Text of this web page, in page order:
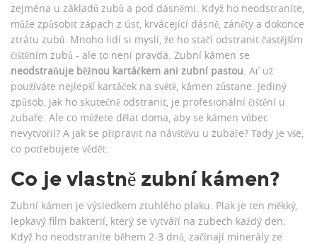
zejména u základů zubů a pod dásněmi. Když ho neodstraníte,
může způsobit zápach z úst, krvácející dásně, záněty a dokonce
ztrátu zubů. Mnoho lidí si myslí, že ho stačí odstranit častějším
čištěním zubů - ale to není pravda. Zubní kámen se
neodstraňuje běžnou kartáčkem ani zubní pastou. Ať už
používáte nejlepší kartáček na světě, kámen zůstane. Jediný
způsob, jak ho skutečně odstranit, je profesionální čištění u
zubaře. Ale co můžete dělat doma, aby se kámen vůbec
nevytvořil? A jak se připravit na návštěvu u zubaře? Tady je vše,
co potřebujete vědět.
Co je vlastně zubní kámen?
Zubní kámen je výsledkem ztuhlého plaku. Plak je ten měkký,
lepkavý film bakterií, který se vytváří na zubech každý den.
Když ho neodstraníte během 2-3 dnů, začínají minerály ze